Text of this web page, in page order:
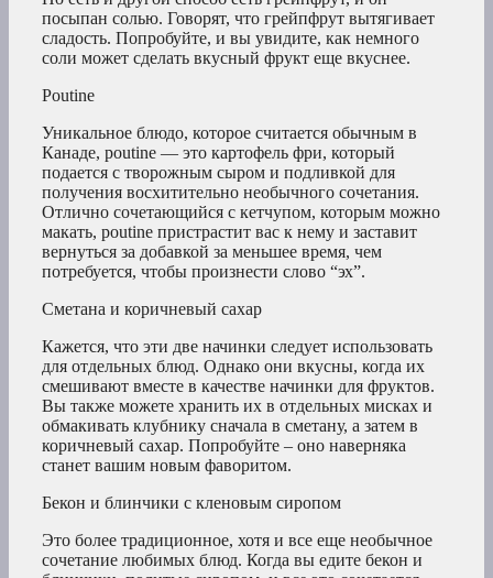
посыпан солью. Говорят, что грейпфрут вытягивает
сладость. Попробуйте, и вы увидите, как немного
соли может сделать вкусный фрукт еще вкуснее.
Poutine
Уникальное блюдо, которое считается обычным в
Канаде, poutine — это картофель фри, который
подается с творожным сыром и подливкой для
получения восхитительно необычного сочетания.
Отлично сочетающийся с кетчупом, которым можно
макать, poutine пристрастит вас к нему и заставит
вернуться за добавкой за меньшее время, чем
потребуется, чтобы произнести слово “эх”.
Сметана и коричневый сахар
Кажется, что эти две начинки следует использовать
для отдельных блюд. Однако они вкусны, когда их
смешивают вместе в качестве начинки для фруктов.
Вы также можете хранить их в отдельных мисках и
обмакивать клубнику сначала в сметану, а затем в
коричневый сахар. Попробуйте – оно наверняка
станет вашим новым фаворитом.
Бекон и блинчики с кленовым сиропом
Это более традиционное, хотя и все еще необычное
сочетание любимых блюд. Когда вы едите бекон и